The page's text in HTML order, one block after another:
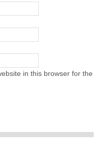
in this browser for the